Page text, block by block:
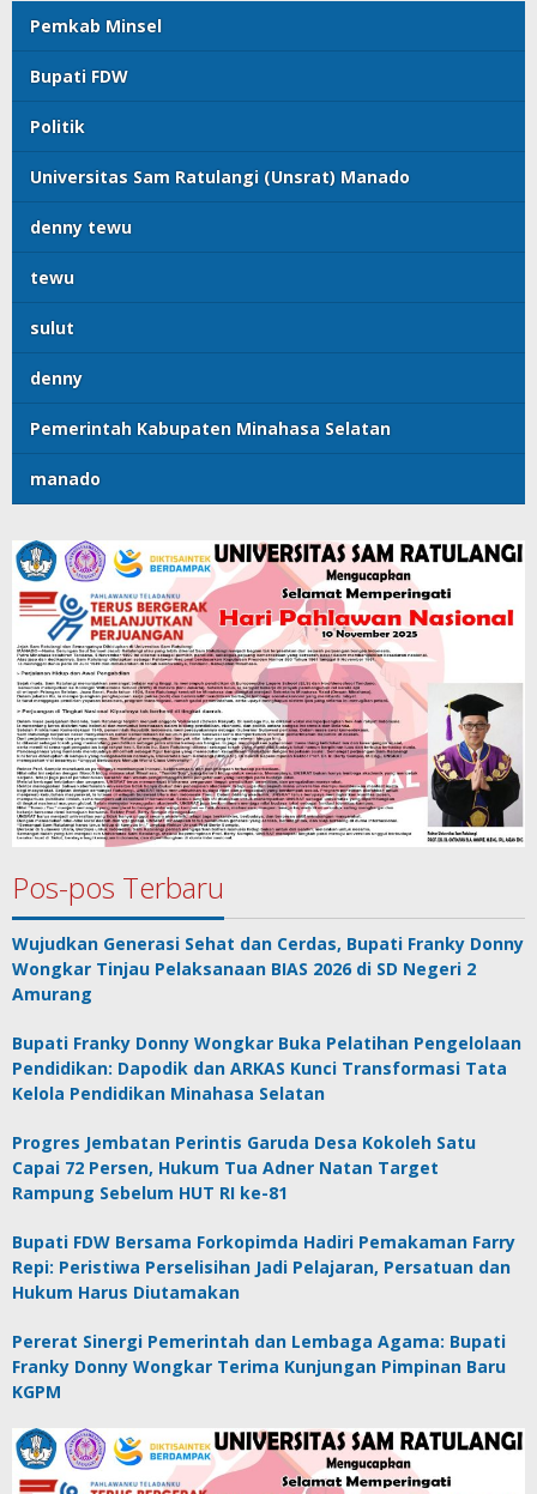
Pemkab Minsel
Bupati FDW
Politik
Universitas Sam Ratulangi (Unsrat) Manado
denny tewu
tewu
sulut
denny
Pemerintah Kabupaten Minahasa Selatan
manado
Pos-pos Terbaru
Wujudkan Generasi Sehat dan Cerdas, Bupati Franky Donny
Wongkar Tinjau Pelaksanaan BIAS 2026 di SD Negeri 2
Amurang
Bupati Franky Donny Wongkar Buka Pelatihan Pengelolaan
Pendidikan: Dapodik dan ARKAS Kunci Transformasi Tata
Kelola Pendidikan Minahasa Selatan
Progres Jembatan Perintis Garuda Desa Kokoleh Satu
Capai 72 Persen, Hukum Tua Adner Natan Target
Rampung Sebelum HUT RI ke-81
Bupati FDW Bersama Forkopimda Hadiri Pemakaman Farry
Repi: Peristiwa Perselisihan Jadi Pelajaran, Persatuan dan
Hukum Harus Diutamakan
Pererat Sinergi Pemerintah dan Lembaga Agama: Bupati
Franky Donny Wongkar Terima Kunjungan Pimpinan Baru
KGPM